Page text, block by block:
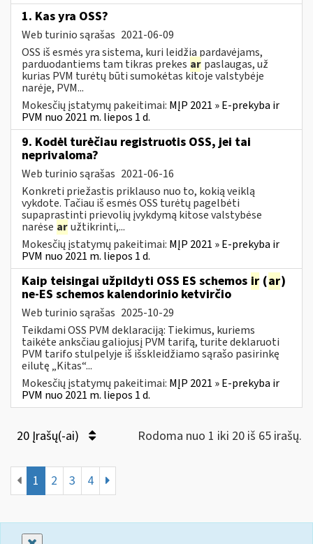
1. Kas yra OSS?
Web turinio sąrašas 2021-06-09
OSS iš esmės yra sistema, kuri leidžia pardavėjams,
parduodantiems tam tikras prekes ar paslaugas, už
kurias PVM turėtų būti sumokėtas kitoje valstybėje
narėje, PVM...
Mokesčių įstatymų pakeitimai: MĮP 2021 » E-prekyba ir
PVM nuo 2021 m. liepos 1 d.
9. Kodėl turėčiau registruotis OSS, jei tai
neprivaloma?
Web turinio sąrašas 2021-06-16
Konkreti priežastis priklauso nuo to, kokią veiklą
vykdote. Tačiau iš esmės OSS turėtų pagelbėti
supaprastinti prievolių įvykdymą kitose valstybėse
narėse aružtikrinti,...
Mokesčių įstatymų pakeitimai: MĮP 2021 » E-prekyba ir
PVM nuo 2021 m. liepos 1 d.
Kaip teisingai užpildyti OSS ES schemos ir (ar)
ne-ES schemos kalendorinio ketvirčio
Web turinio sąrašas 2025-10-29
Teikdami OSS PVM deklaraciją: Tiekimus, kuriems
taikėte anksčiau galiojusį PVM tarifą, turite deklaruoti
PVM tarifo stulpelyje iš išskleidžiamo sąrašo pasirinkę
eilutę „Kitas“...
Mokesčių įstatymų pakeitimai: MĮP 2021 » E-prekyba ir
PVM nuo 2021 m. liepos 1 d.
20 Įrašų(-ai) Rodoma nuo 1 iki 20 iš 65 irašų.
1 2 3 4